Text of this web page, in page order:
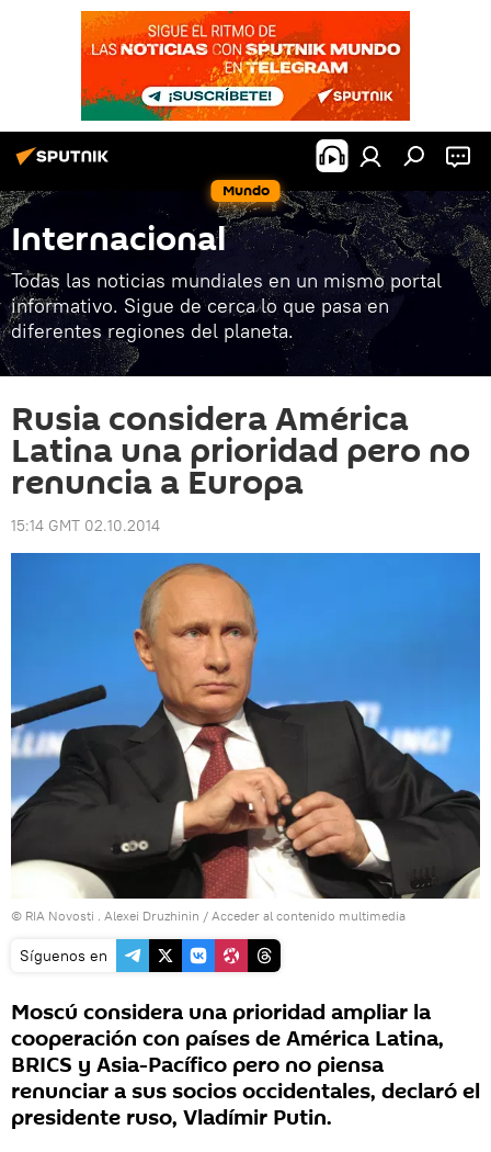
Mundo
Internacional
Todas las noticias mundiales en un mismo portal
informativo. Sigue de cerca lo que pasa en
diferentes regiones del planeta.
Rusia considera América
Latina una prioridad pero no
renuncia a Europa
15:14 GMT 02.10.2014
© RIA Novosti . Alexei Druzhinin / Acceder al contenido multimedia
Síguenos en
Moscú considera una prioridad ampliar la
cooperación con países de América Latina,
BRICS y Asia-Pacífico pero no piensa
renunciar a sus socios occidentales, declaró el
presidente ruso, Vladímir Putin.